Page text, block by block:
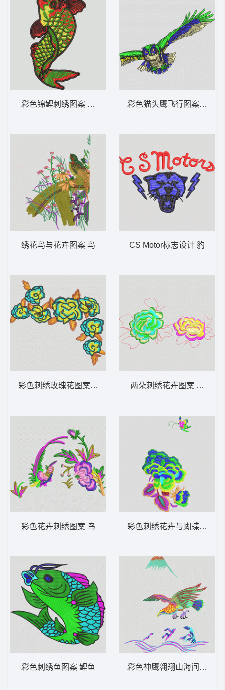
彩色锦鲤刺绣图案 鲤鱼
绣花鸟与花卉图案 鸟
彩色刺绣玫瑰花图案 靓花
彩色花卉刺绣图案 鸟
彩色刺绣鱼图案 鲤鱼
彩色猫头鹰飞行图案 鹰
CS Motor标志设计 豹
两朵刺绣花卉图案 靓花
彩色刺绣花卉与蝴蝶图案
彩色神鹰翱翔山海间 鹰